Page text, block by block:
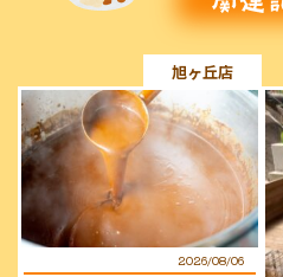
旭ヶ丘店
2026/08/06